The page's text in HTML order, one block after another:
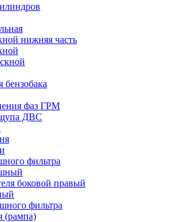
нижняя часть
бензобака
фаз ГРМ
ДВС
фильтра
боковой правый
фильтра
(рампа)